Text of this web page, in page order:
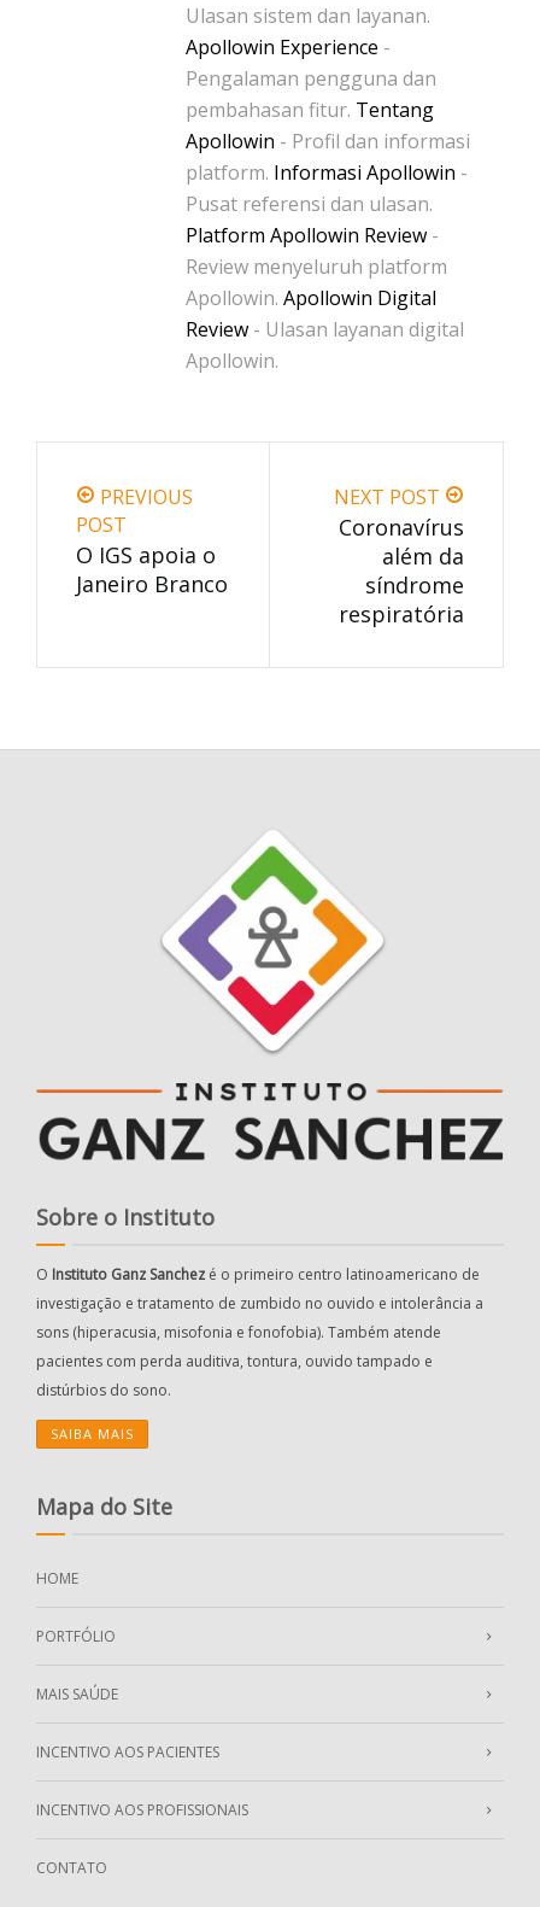
Ulasan sistem dan layanan.
Apollowin Experience -
Pengalaman pengguna dan
pembahasan fitur. Tentang
Apollowin - Profil dan informasi
platform. Informasi Apollowin -
Pusat referensi dan ulasan.
Platform Apollowin Review -
Review menyeluruh platform
Apollowin. Apollowin Digital
Review - Ulasan layanan digital
Apollowin.
PREVIOUS
POST
O IGS apoia o
Janeiro Branco
NEXT POST
Coronavírus
além da
síndrome
respiratória
Sobre o Instituto
O Instituto Ganz Sanchez é o primeiro centro latinoamericano de
investigação e tratamento de zumbido no ouvido e intolerância a
sons (hiperacusia, misofonia e fonofobia). Também atende
pacientes com perda auditiva, tontura, ouvido tampado e
distúrbios do sono.
SAIBA MAIS
Mapa do Site
HOME
PORTFÓLIO
MAIS SAÚDE
INCENTIVO AOS PACIENTES
INCENTIVO AOS PROFISSIONAIS
CONTATO